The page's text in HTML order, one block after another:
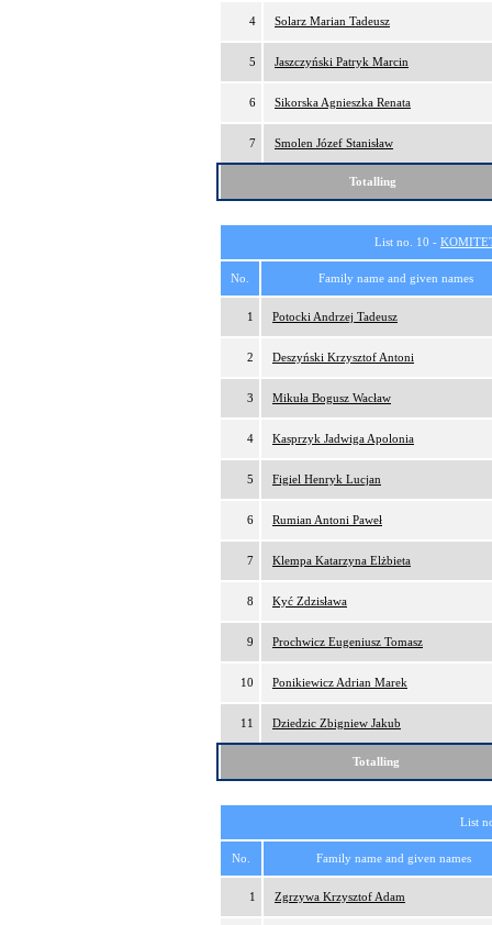
4 Solarz Marian Tadeusz
5 Jaszczyński Patryk Marcin
6 Sikorska Agnieszka Renata
7 Smolen Józef Stanisław
Totalling
List no. 10 -
No. Family name and given names
1 Potocki Andrzej Tadeusz
2 Deszyński Krzysztof Antoni
3 Mikuła Bogusz Wacław
4 Kasprzyk Jadwiga Apolonia
5 Figiel Henryk Lucjan
6 Rumian Antoni Paweł
7 Klempa Katarzyna Elżbieta
8 Kyć Zdzisława
9 Prochwicz Eugeniusz Tomasz
10 Ponikiewicz Adrian Marek
11 Dziedzic Zbigniew Jakub
Totalling
List
No. Family name and given names
1 Zgrzywa Krzysztof Adam